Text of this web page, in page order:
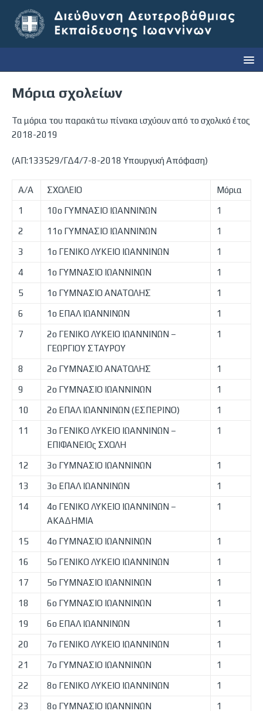
Μόρια σχολείων
Τα μόρια του παρακάτω πίνακα ισχύουν από το σχολικό έτος
2018-2019
(ΑΠ:133529/ΓΔ4/7-8-2018 Υπουργική Απόφαση)
Α/Α ΣΧΟΛΕΙΟ Μόρια
1 10ο ΓΥΜΝΑΣΙΟ ΙΩΑΝΝΙΝΩΝ 1
2 11ο ΓΥΜΝΑΣΙΟ ΙΩΑΝΝΙΝΩΝ 1
3 1o ΓΕΝΙΚΟ ΛΥΚΕΙΟ ΙΩΑΝΝΙΝΩΝ 1
4 1o ΓΥΜΝΑΣΙΟ ΙΩΑΝΝΙΝΩΝ 1
5 1ο ΓΥΜΝΑΣΙΟ ΑΝΑΤΟΛΗΣ 1
6 1ο ΕΠΑΛ ΙΩΑΝΝΙΝΩΝ 1
7
2ο ΓΕΝΙΚΟ ΛΥΚΕΙΟ ΙΩΑΝΝΙΝΩΝ –
ΓΕΩΡΓΙΟΥ ΣΤΑΥΡΟΥ
1
8 2ο ΓΥΜΝΑΣΙΟ ΑΝΑΤΟΛΗΣ 1
9 2ο ΓΥΜΝΑΣΙΟ ΙΩΑΝΝΙΝΩΝ 1
10 2ο ΕΠΑΛ ΙΩΑΝΝΙΝΩΝ (ΕΣΠΕΡΙΝΟ) 1
11
3ο ΓΕΝΙΚΟ ΛΥΚΕΙΟ ΙΩΑΝΝΙΝΩΝ –
ΕΠΙΦΑΝΕΙΟς ΣΧΟΛΗ
1
12 3ο ΓΥΜΝΑΣΙΟ ΙΩΑΝΝΙΝΩΝ 1
13 3ο ΕΠΑΛ ΙΩΑΝΝΙΝΩΝ 1
14
4ο ΓΕΝΙΚΟ ΛΥΚΕΙΟ ΙΩΑΝΝΙΝΩΝ –
ΑΚΑΔΗΜΙΑ
1
15 4ο ΓΥΜΝΑΣΙΟ ΙΩΑΝΝΙΝΩΝ 1
16 5ο ΓΕΝΙΚΟ ΛΥΚΕΙΟ ΙΩΑΝΝΙΝΩΝ 1
17 5ο ΓΥΜΝΑΣΙΟ ΙΩΑΝΝΙΝΩΝ 1
18 6ο ΓΥΜΝΑΣΙΟ ΙΩΑΝΝΙΝΩΝ 1
19 6ο ΕΠΑΛ ΙΩΑΝΝΙΝΩΝ 1
20 7ο ΓΕΝΙΚΟ ΛΥΚΕΙΟ ΙΩΑΝΝΙΝΩΝ 1
21 7ο ΓΥΜΝΑΣΙΟ ΙΩΑΝΝΙΝΩΝ 1
22 8ο ΓΕΝΙΚΟ ΛΥΚΕΙΟ ΙΩΑΝΝΙΝΩΝ 1
23 8ο ΓΥΜΝΑΣΙΟ ΙΩΑΝΝΙΝΩΝ 1